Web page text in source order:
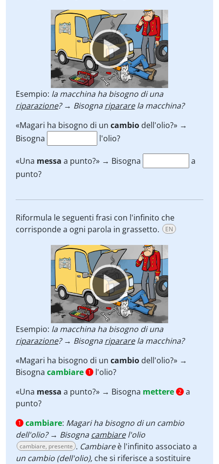
Video
Player
Esempio: la macchina ha bisogno di una
riparazione? → Bisognaripararela macchina?
«Magari ha bisogno di un cambio dell'olio?» →
Bisogna
l'olio?
«Una messa a punto?» → Bisogna
a
punto?
Riformula le seguenti frasi con l'infinito che
corrisponde a ogni parola in grassetto.
EN
Video
Player
Esempio: la macchina ha bisogno di una
riparazione? → Bisognaripararela macchina?
«Magari ha bisogno di un cambio dell'olio?» →
Bisogna cambiare 1
l'olio?
«Una messa a punto?» → Bisogna mettere 2 a
punto?
1 cambiare: Magari ha bisogno di un cambio
dell'olio? → Bisognacambiarel'olio
cambiare, presente . Cambiareè l'infinito associato a
un cambio (dell'olio), che si riferisce a sostituire